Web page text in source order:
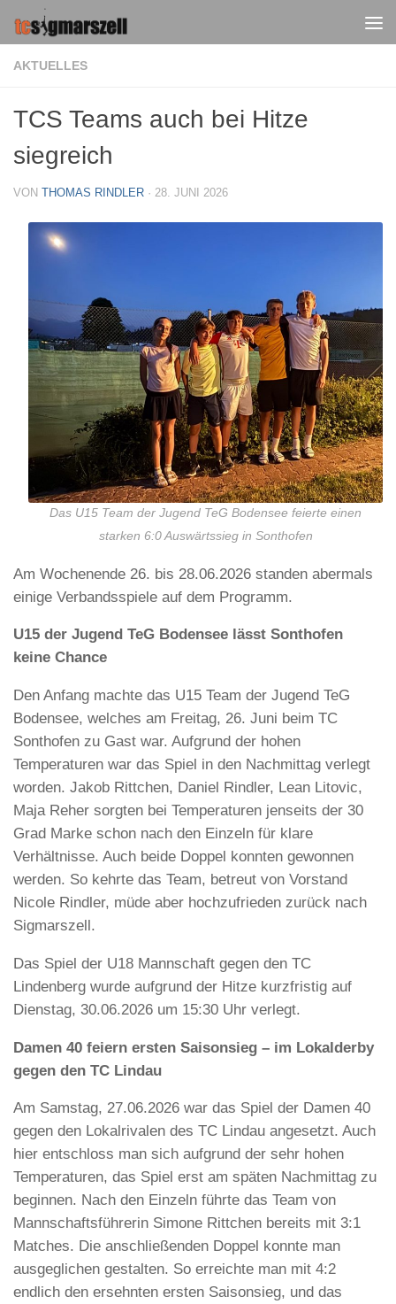
Zum Inhalt springen
AKTUELLES
TCS Teams auch bei Hitze
siegreich
VON THOMAS RINDLER · 28. JUNI 2026
Das U15 Team der Jugend TeG Bodensee feierte einen
starken 6:0 Auswärtssieg in Sonthofen
Am Wochenende 26. bis 28.06.2026 standen abermals
einige Verbandsspiele auf dem Programm.
U15 der Jugend TeG Bodensee lässt Sonthofen
keine Chance
Den Anfang machte das U15 Team der Jugend TeG
Bodensee, welches am Freitag, 26. Juni beim TC
Sonthofen zu Gast war. Aufgrund der hohen
Temperaturen war das Spiel in den Nachmittag verlegt
worden. Jakob Rittchen, Daniel Rindler, Lean Litovic,
Maja Reher sorgten bei Temperaturen jenseits der 30
Grad Marke schon nach den Einzeln für klare
Verhältnisse. Auch beide Doppel konnten gewonnen
werden. So kehrte das Team, betreut von Vorstand
Nicole Rindler, müde aber hochzufrieden zurück nach
Sigmarszell.
Das Spiel der U18 Mannschaft gegen den TC
Lindenberg wurde aufgrund der Hitze kurzfristig auf
Dienstag, 30.06.2026 um 15:30 Uhr verlegt.
Damen 40 feiern ersten Saisonsieg – im Lokalderby
gegen den TC Lindau
Am Samstag, 27.06.2026 war das Spiel der Damen 40
gegen den Lokalrivalen des TC Lindau angesetzt. Auch
hier entschloss man sich aufgrund der sehr hohen
Temperaturen, das Spiel erst am späten Nachmittag zu
beginnen. Nach den Einzeln führte das Team von
Mannschaftsführerin Simone Rittchen bereits mit 3:1
Matches. Die anschließenden Doppel konnte man
ausgeglichen gestalten. So erreichte man mit 4:2
endlich den ersehnten ersten Saisonsieg, und das